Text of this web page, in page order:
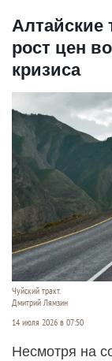
Алтайские
рост цен
кризиса
Чуйский тракт.
Дмитрий Лямзин
14 июля 2026 в 07:50
Несмотря на